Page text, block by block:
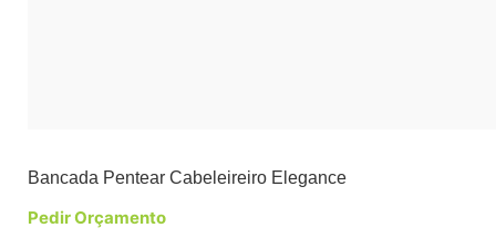
Bancada Pentear Cabeleireiro Elegance
Pedir Orçamento